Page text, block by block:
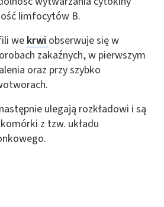
limfocytów B.
wekrwi obserwuje się w
zakaźnych, w pierwszym
oraz przy szybko
ulegają rozkładowi i są
z tzw. układu